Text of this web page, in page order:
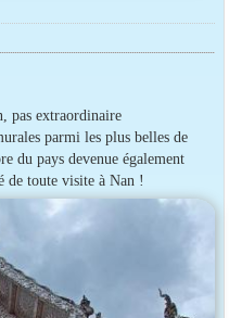
pas extraordinaire
parmi les plus belles de
du pays devenue également
de toute visite à Nan !